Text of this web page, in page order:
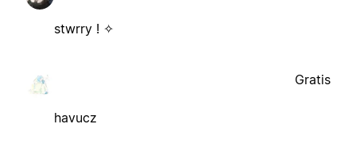
stwrry ! ✧
havucz
Gratis